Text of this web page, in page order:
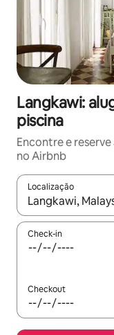
Langkawi:
piscina
Encontre e
no Airbnb
Localização
Quando os
Check-in
Checkout